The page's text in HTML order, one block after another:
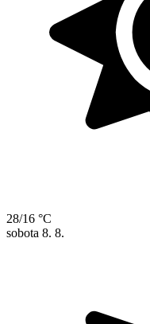
28/16 °C
sobota 8. 8.